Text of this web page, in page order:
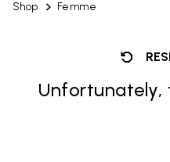
Shop Femme
Unfortunately,